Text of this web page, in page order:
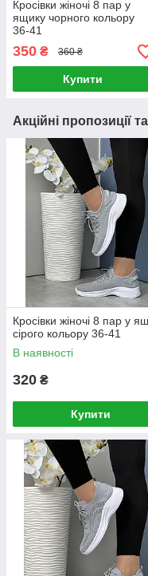
Кросівки жіночі 8 пар у
ящику чорного кольору
36-41
350 ₴ 360 ₴
Купити
Акційні пропозиції
Кросівки жіночі 8 пар у
сірого кольору 36-41
В наявності
320 ₴
Купити